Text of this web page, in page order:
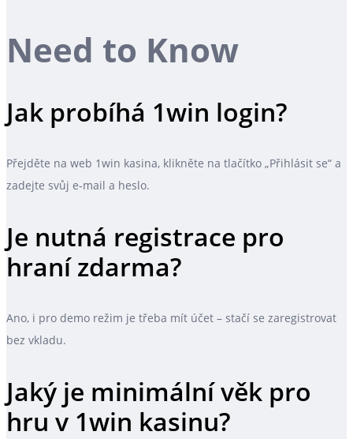
Need to Know
Jak probíhá 1win login?
Přejděte na web 1win kasina, klikněte na tlačítko „Přihlásit se“ a
zadejte svůj e‑mail a heslo.
Je nutná registrace pro
hraní zdarma?
Ano, i pro demo režim je třeba mít účet – stačí se zaregistrovat
bez vkladu.
Jaký je minimální věk pro
hru v 1win kasinu?